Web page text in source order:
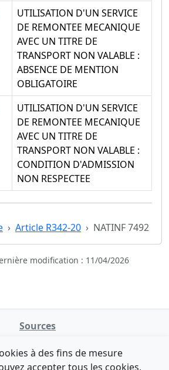
UTILISATION D'UN SERVICE
DE REMONTEE MECANIQUE
AVEC UN TITRE DE
TRANSPORT NON VALABLE :
ABSENCE DE MENTION
OBLIGATOIRE
UTILISATION D'UN SERVICE
DE REMONTEE MECANIQUE
AVEC UN TITRE DE
TRANSPORT NON VALABLE :
CONDITION D'ADMISSION
NON RESPECTEE
Article R342-20 NATINF 7492
modification : 11/04/2026
Sources
data.gouv.frà des fins de mesure
accepter tous les cookies,